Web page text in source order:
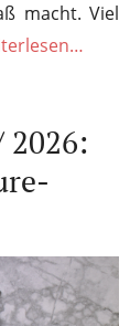
macht. Viel
2026: